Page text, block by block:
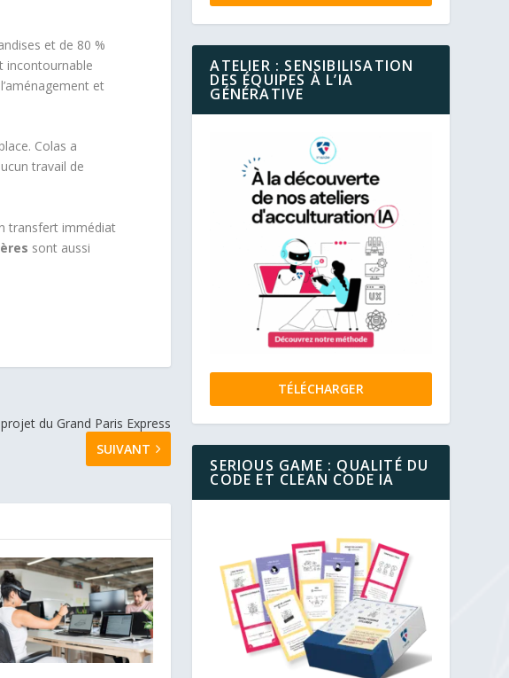
et de 80 %
incontournable
et
Colas a
travail de
transfert immédiat
sont aussi
du Grand Paris Express
SUIVANT
ATELIER : SENSIBILISATION
DES ÉQUIPES À L’IA
GÉNÉRATIVE
TÉLÉCHARGER
SERIOUS GAME : QUALITÉ DU
CODE ET CLEAN CODE IA